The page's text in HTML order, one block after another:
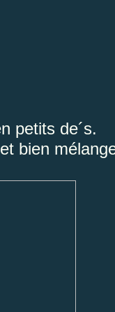
petits de´s.
bien